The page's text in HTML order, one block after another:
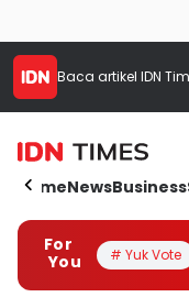
Baca artikel IDN
HomeNewsBusiness
For
You
# Yuk Vote